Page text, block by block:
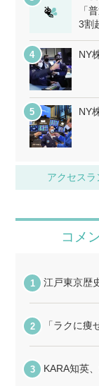
「
3割
NY
NY
アクセスラ